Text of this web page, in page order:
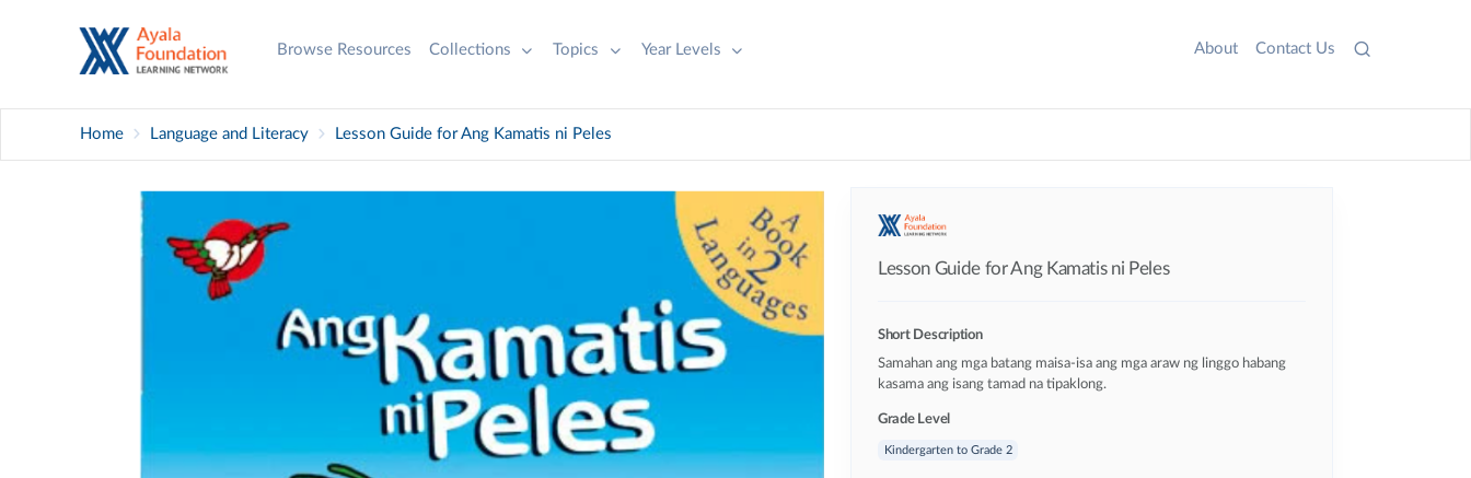
Browse Resources Collections Topics Year Levels About Contact Us
Home Language and Literacy Lesson Guide for Ang Kamatis ni Peles
Lesson Guide for Ang Kamatis ni Peles
Short Description
Samahan ang mga batang maisa-isa ang mga araw ng linggo habang
kasama ang isang tamad na tipaklong.
Grade Level
Kindergarten to Grade 2